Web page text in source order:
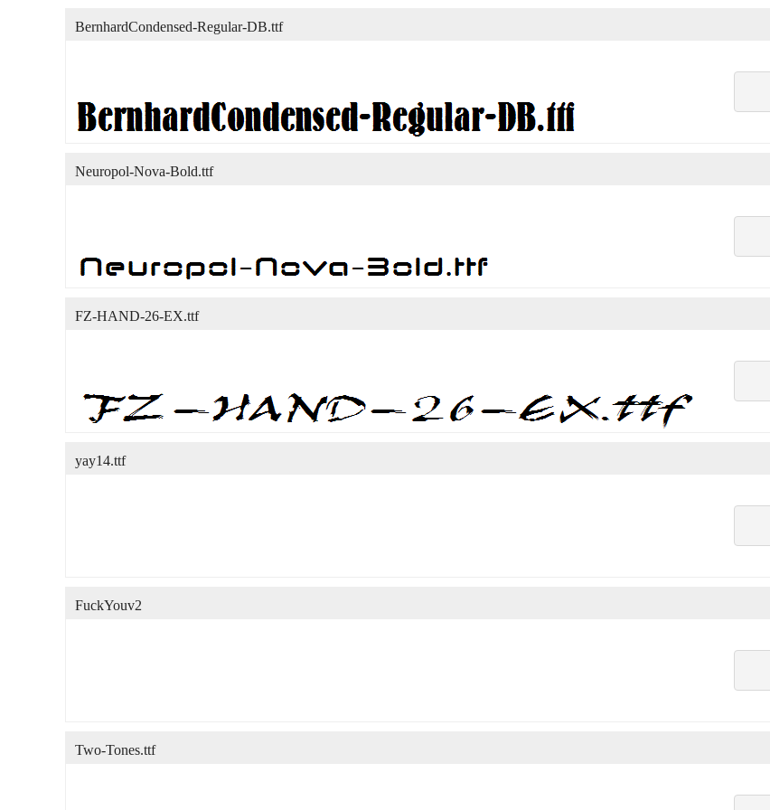
BernhardCondensed-Regular-DB.ttf
Neuropol-Nova-Bold.ttf
FZ-HAND-26-EX.ttf
yay14.ttf
FuckYouv2
Two-Tones.ttf